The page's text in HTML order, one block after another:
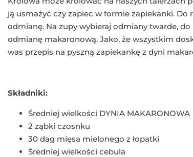
ją usmażyć czy zapiec w formie zapiekanki.
odmianę. Na zupy wybieraj odmiany twarde,
odmianę makaronową. Jako, że wszystkim
was przepis na pyszną zapiekankę z dyni
Składniki:
Średniej wielkości DYNIA MAKARONOWA
2 ząbki czosnku
30 dag mięsa mielonego z łopatki
Średniej wielkości cebula